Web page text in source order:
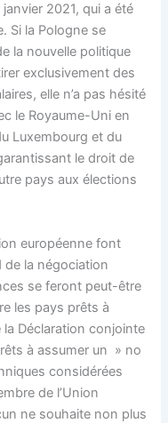
2021, qui a été
Si la Pologne se
la nouvelle politique
exclusivement des
elle n’a pas hésité
le Royaume-Uni en
Luxembourg et du
le droit de
pays aux élections
européenne font
de la négociation
se feront peut-être
les pays prêts à
Déclaration conjointe
à assumer un » no
considérées
de l’Union
ne souhaite non plus